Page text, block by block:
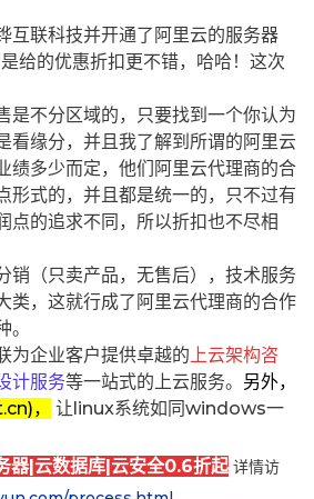
互联科技并开通了阿里云的服务器
给的优惠折扣更不错，哈哈！这次
是不分区域的，只要找到一个你认为
看缘分，并且我了解到所谓的阿里云
绩多少而定，他们阿里云代理商的合
形式的，并且都是统一的，只不过有
点的追求不同，所以折扣也不尽相
销（只卖产品，无售后），技术服务
类，这就行成了阿里云代理商的合作
为企业客户提供卓越的 上云架构咨
计服务等一站式的上云服务。 另外，
，
让linux系统如同windows一
|云数据库|云安全0.6折起 详情访